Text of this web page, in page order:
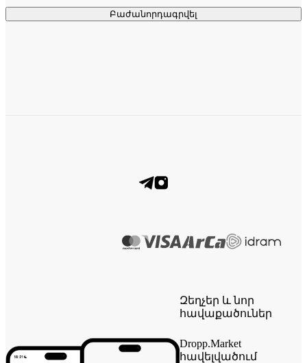
Բաժանորդագրվել
Զեղչեր և նոր
հավաքածուներ
Dropp.Market
հավելվածում